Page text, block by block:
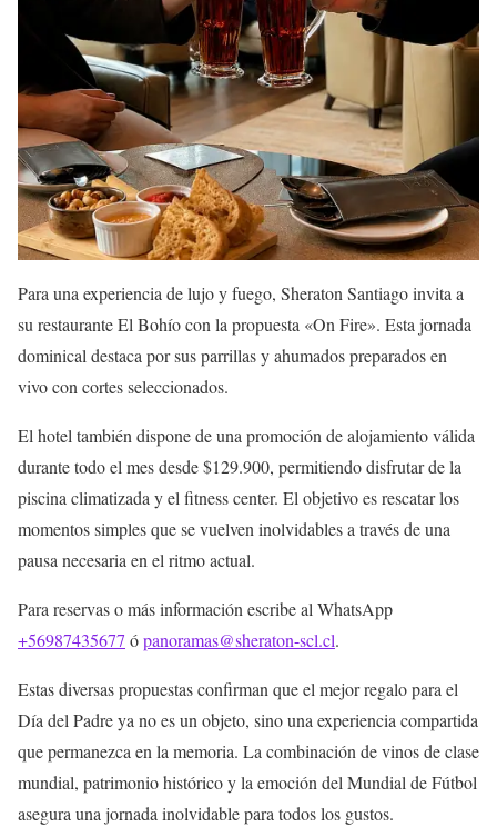
Para una experiencia de lujo y fuego, Sheraton Santiago invita a
su restaurante El Bohío con la propuesta «On Fire». Esta jornada
dominical destaca por sus parrillas y ahumados preparados en
vivo con cortes seleccionados.
El hotel también dispone de una promoción de alojamiento válida
durante todo el mes desde $129.900, permitiendo disfrutar de la
piscina climatizada y el fitness center. El objetivo es rescatar los
momentos simples que se vuelven inolvidables a través de una
pausa necesaria en el ritmo actual.
Para reservas o más información escribe al WhatsApp
+56987435677 ópanoramas@sheraton-scl.cl.
Estas diversas propuestas confirman que el mejor regalo para el
Día del Padre ya no es un objeto, sino una experiencia compartida
que permanezca en la memoria. La combinación de vinos de clase
mundial, patrimonio histórico y la emoción del Mundial de Fútbol
asegura una jornada inolvidable para todos los gustos.